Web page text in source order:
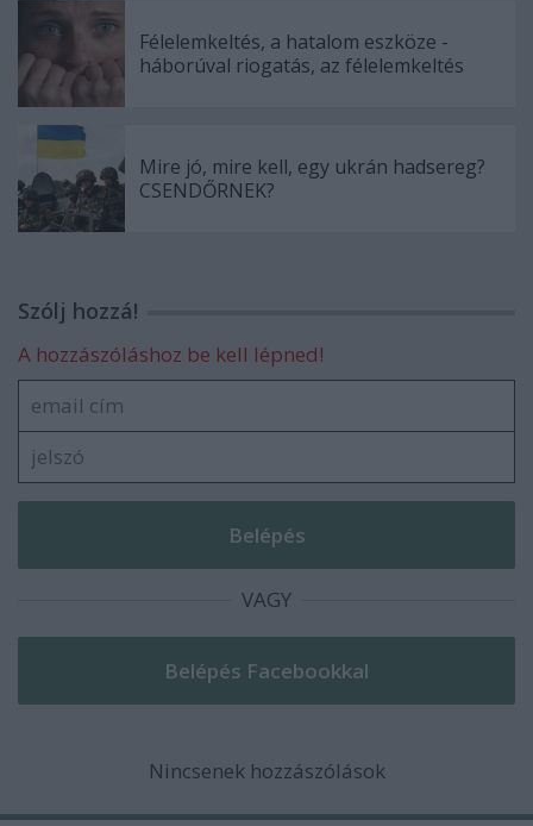
Félelemkeltés, a hatalom eszköze -
háborúval riogatás, az félelemkeltés
Mire jó, mire kell, egy ukrán hadsereg?
CSENDŐRNEK?
Szólj hozzá!
A hozzászóláshoz be kell lépned!
VAGY
Nincsenek hozzászólások